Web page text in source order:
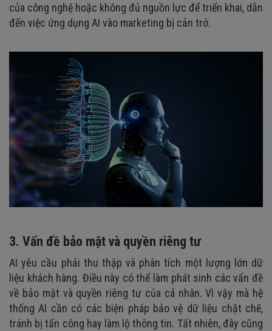
của công nghệ hoặc không đủ nguồn lực để triển khai, dẫn
đến việc ứng dụng AI vào marketing bị cản trở.
3. Vấn đề bảo mật và quyền riêng tư
AI yêu cầu phải thu thập và phân tích một lượng lớn dữ
liệu khách hàng. Điều này có thể làm phát sinh các vấn đề
về bảo mật và quyền riêng tư của cá nhân. Vì vậy mà hệ
thống AI cần có các biện pháp bảo vệ dữ liệu chặt chẽ,
tránh bị tấn công hay làm lộ thông tin. Tất nhiên, đây cũng